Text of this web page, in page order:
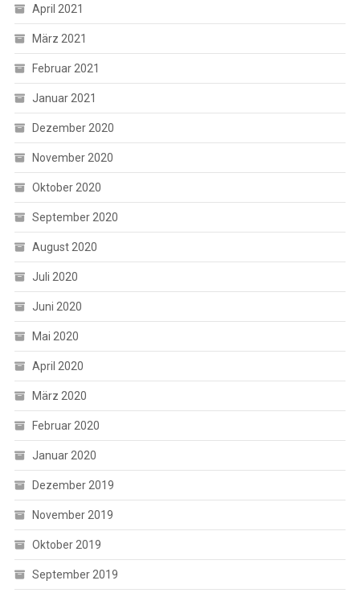
April 2021
März 2021
Februar 2021
Januar 2021
Dezember 2020
November 2020
Oktober 2020
September 2020
August 2020
Juli 2020
Juni 2020
Mai 2020
April 2020
März 2020
Februar 2020
Januar 2020
Dezember 2019
November 2019
Oktober 2019
September 2019